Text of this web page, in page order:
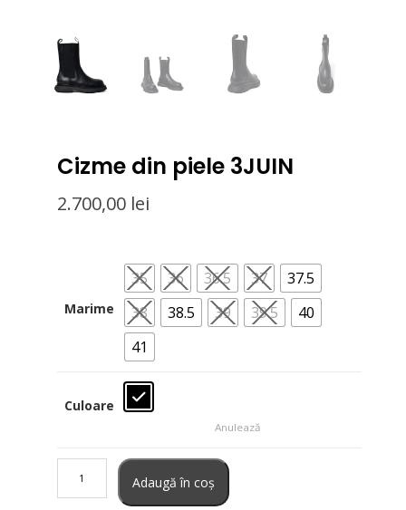
Cizme din piele 3JUIN
2.700,00 lei
Marime
35 36 36.5 37
37.5
38
38.5 39 39.5
40
41
Culoare
Anulează
Cizme
Adaugă în coș